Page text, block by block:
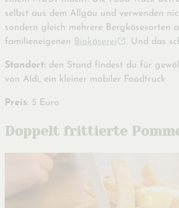
selbst aus dem Allgäu und verwenden
sondern gleich mehrere Bergkäsesorten
familieneigenen Biokäserei . Und das
Standort: den Stand findest du für
von Aldi, ein kleiner mobiler Foodtruck
Preis: 5 Euro
Doppelt frittierte